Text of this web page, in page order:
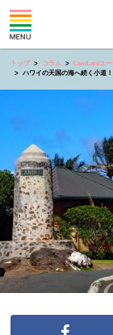
トップ コラム
LaniLaniユ
ハワイの天国の海へ続く小道